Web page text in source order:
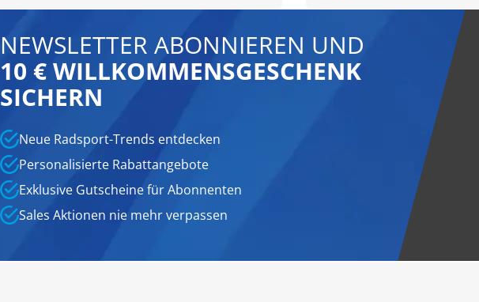
NEWSLETTER ABONNIEREN UND
10 € WILLKOMMENSGESCHENK
SICHERN
Neue Radsport-Trends entdecken
Personalisierte Rabattangebote
Exklusive Gutscheine für Abonnenten
Sales Aktionen nie mehr verpassen